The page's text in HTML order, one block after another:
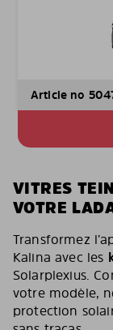
Article no
VITRES
VOTRE
Transformez
Kalina avec les
Solarplexius.
votre modèle,
protection